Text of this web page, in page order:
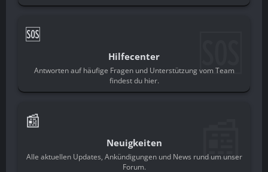
🆘
Hilfecenter
Antworten auf häufige Fragen und Unterstützung vom Team
findest du hier.
🆘
📰
Neuigkeiten
Alle aktuellen Updates, Ankündigungen und News rund um unser
Forum.
📰